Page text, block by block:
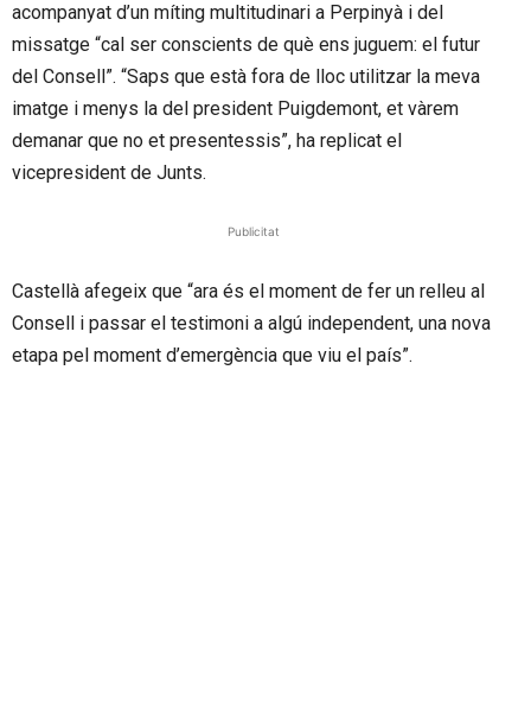
acompanyat d’un míting multitudinari a Perpinyà i del
missatge “cal ser conscients de què ens juguem: el futur
del Consell”. “Saps que està fora de lloc utilitzar la meva
imatge i menys la del president Puigdemont, et vàrem
demanar que no et presentessis”, ha replicat el
vicepresident de Junts.
Publicitat
Castellà afegeix que “ara és el moment de fer un relleu al
Consell i passar el testimoni a algú independent, una nova
etapa pel moment d’emergència que viu el país”.